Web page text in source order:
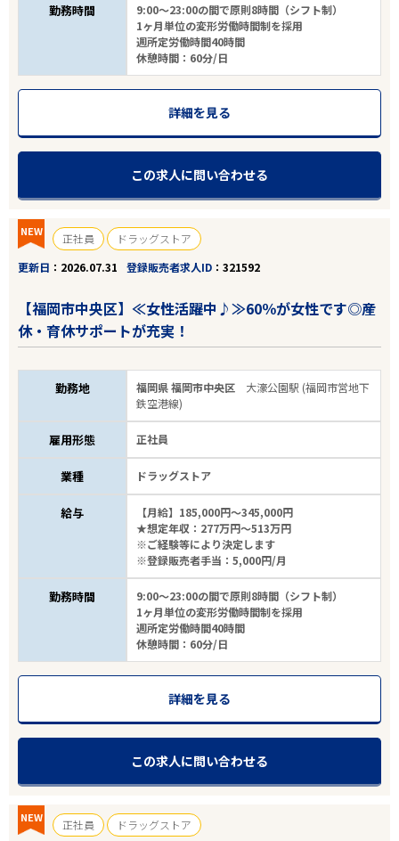
勤務時間
9:00～23:00の間で原則8時間（シフト制）
1ヶ月単位の変形労働時間制を採用
週所定労働時間40時間
休憩時間：60分/日
詳細を見る
この求人に問い合わせる
NEW 正社員
ドラッグストア
更新日
2026.07.31 登録販売者求人ID 321592
【福岡市中央区】≪女性活躍中♪≫60％が女性です◎産
休・育休サポートが充実！
勤務地 福岡県 福岡市中央区 大濠公園駅 (福岡市営地下
鉄空港線)
雇用形態 正社員
業種 ドラッグストア
給与
【月給】185,000円～345,000円
★想定年収：277万円～513万円
※ご経験等により決定します
※登録販売者手当：5,000円/月
勤務時間
9:00～23:00の間で原則8時間（シフト制）
1ヶ月単位の変形労働時間制を採用
週所定労働時間40時間
休憩時間：60分/日
詳細を見る
この求人に問い合わせる
NEW 正社員
ドラッグストア